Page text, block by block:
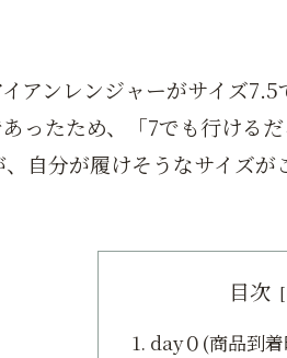
アンレンジャーがサイズ
ったため、「7でも行ける
自分が履けそうなサイズが
目次
day０(商品到